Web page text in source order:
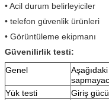
• Acil durum belirleyiciler
• telefon güvenlik ürünleri
• Görüntüleme ekipmanı
Güvenilirlik testi:
Genel
Yük testi
Giriş